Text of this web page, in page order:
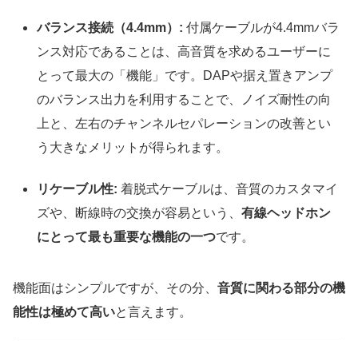
バランス接続（4.4mm）: 付属ケーブルが4.4mmバラ
ンス対応であることは、高音質を求めるユーザーに
とって最大の「機能」です。DAPや据え置きアンプ
のバランス出力を利用することで、ノイズ耐性の向
上と、左右のチャンネルセパレーションの改善とい
う大きなメリットが得られます。
リケーブル性: 着脱式ケーブルは、音質のカスタマイ
ズや、断線時の交換が容易という、 有線ヘッドホン
にとって最も重要な機能の一つです。
機能面はシンプルですが、その分、 音質に関わる部分の機
能性は極めて高いと言えます。